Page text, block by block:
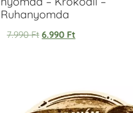
Ruhanyomda
7.990Ft 6.990 Ft